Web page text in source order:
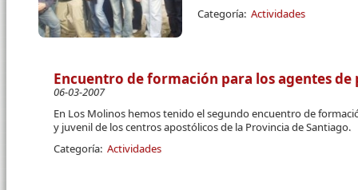
Categoría: Actividades
Encuentro de formación para los agentes
06-03-2007
En Los Molinos hemos tenido el segundo encuentro de
y juvenil de los centros apostólicos de la Provincia de Santiago.
Categoría: Actividades